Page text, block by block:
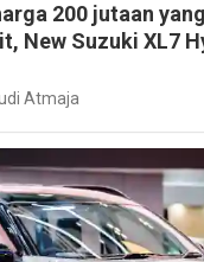
200 jutaan
New Suzuki XL7
Atmaja